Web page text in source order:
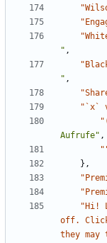
" ,
" ,
"`x`
Aufrufe" ,
},
"Hi!
off. Click
they